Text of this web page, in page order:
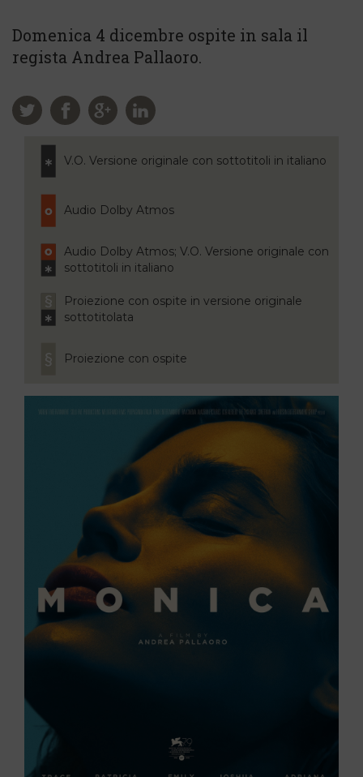
Domenica 4 dicembre ospite in sala il
regista Andrea Pallaoro.
V.O. Versione originale con sottotitoli in italiano
Audio Dolby Atmos
Audio Dolby Atmos; V.O. Versione originale con
sottotitoli in italiano
Proiezione con ospite in versione originale
sottotitolata
Proiezione con ospite